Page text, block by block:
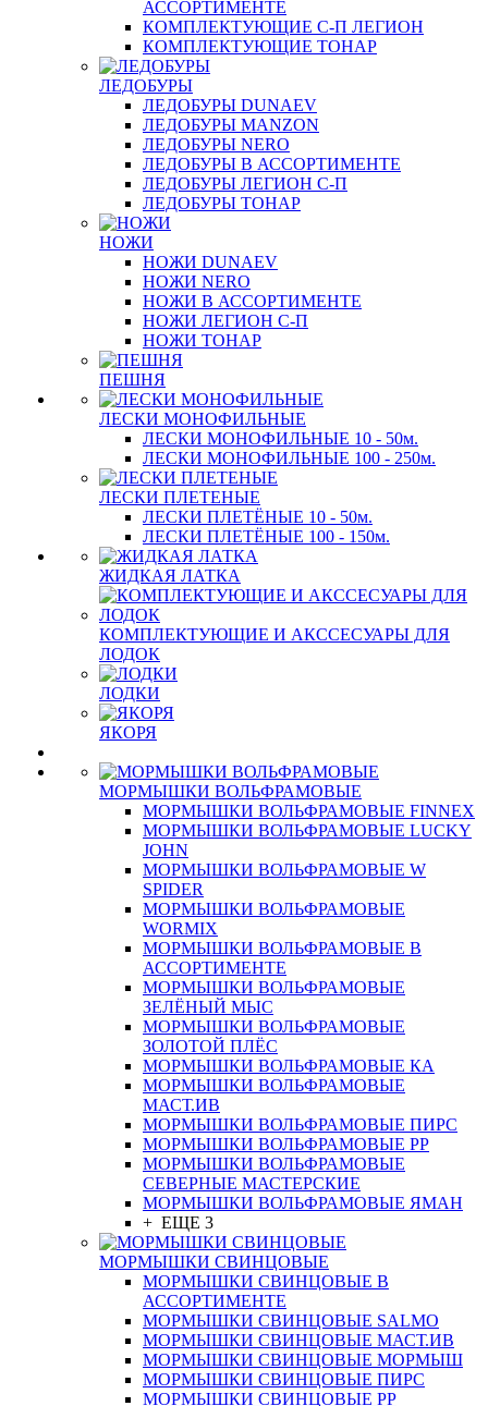
АССОРТИМЕНТЕ
КОМПЛЕКТУЮЩИЕ С-П ЛЕГИОН
КОМПЛЕКТУЮЩИЕ ТОНАР
ЛЕДОБУРЫ
ЛЕДОБУРЫ DUNAEV
ЛЕДОБУРЫ MANZON
ЛЕДОБУРЫ NERO
ЛЕДОБУРЫ В АССОРТИМЕНТЕ
ЛЕДОБУРЫ ЛЕГИОН С-П
ЛЕДОБУРЫ ТОНАР
НОЖИ
НОЖИ DUNAEV
НОЖИ NERO
НОЖИ В АССОРТИМЕНТЕ
НОЖИ ЛЕГИОН С-П
НОЖИ ТОНАР
ПЕШНЯ
ЛЕСКИ МОНОФИЛЬНЫЕ
ЛЕСКИ МОНОФИЛЬНЫЕ 10 - 50м.
ЛЕСКИ МОНОФИЛЬНЫЕ 100 - 250м.
ЛЕСКИ ПЛЕТЕНЫЕ
ЛЕСКИ ПЛЕТЁНЫЕ 10 - 50м.
ЛЕСКИ ПЛЕТЁНЫЕ 100 - 150м.
ЖИДКАЯ ЛАТКА
КОМПЛЕКТУЮЩИЕ И АКССЕСУАРЫ ДЛЯ
ЛОДОК
ЛОДКИ
ЯКОРЯ
МОРМЫШКИ ВОЛЬФРАМОВЫЕ
МОРМЫШКИ ВОЛЬФРАМОВЫЕ FINNEX
МОРМЫШКИ ВОЛЬФРАМОВЫЕ LUCKY
JOHN
МОРМЫШКИ ВОЛЬФРАМОВЫЕ W
SPIDER
МОРМЫШКИ ВОЛЬФРАМОВЫЕ
WORMIX
МОРМЫШКИ ВОЛЬФРАМОВЫЕ В
АССОРТИМЕНТЕ
МОРМЫШКИ ВОЛЬФРАМОВЫЕ
ЗЕЛЁНЫЙ МЫС
МОРМЫШКИ ВОЛЬФРАМОВЫЕ
ЗОЛОТОЙ ПЛЁС
МОРМЫШКИ ВОЛЬФРАМОВЫЕ КА
МОРМЫШКИ ВОЛЬФРАМОВЫЕ
МАСТ.ИВ
МОРМЫШКИ ВОЛЬФРАМОВЫЕ ПИРС
МОРМЫШКИ ВОЛЬФРАМОВЫЕ РР
МОРМЫШКИ ВОЛЬФРАМОВЫЕ
СЕВЕРНЫЕ МАСТЕРСКИЕ
МОРМЫШКИ ВОЛЬФРАМОВЫЕ ЯМАН
+ ЕЩЕ 3
МОРМЫШКИ СВИНЦОВЫЕ
МОРМЫШКИ СВИНЦОВЫЕ В
АССОРТИМЕНТЕ
МОРМЫШКИ СВИНЦОВЫЕ SALMO
МОРМЫШКИ СВИНЦОВЫЕ МАСТ.ИВ
МОРМЫШКИ СВИНЦОВЫЕ МОРМЫШ
МОРМЫШКИ СВИНЦОВЫЕ ПИРС
МОРМЫШКИ СВИНЦОВЫЕ РР